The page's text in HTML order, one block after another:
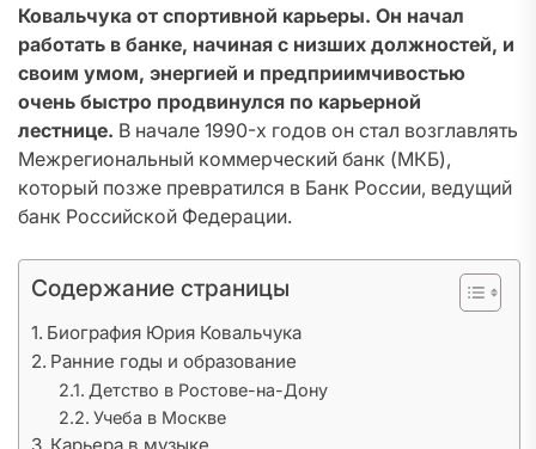
Ковальчука от спортивной карьеры. Он начал
работать в банке, начиная с низших должностей, и
своим умом, энергией и предприимчивостью
очень быстро продвинулся по карьерной
лестнице. В начале 1990-х годов он стал возглавлять
Межрегиональный коммерческий банк (МКБ),
который позже превратился в Банк России, ведущий
банк Российской Федерации.
Содержание страницы
Биография Юрия Ковальчука
Ранние годы и образование
Детство в Ростове-на-Дону
Учеба в Москве